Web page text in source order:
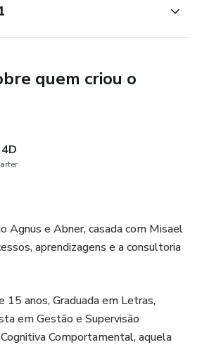
quem criou o
Agnus e Abner, casada com Misael
aprendizagens e a consultoria
15 anos, Graduada em Letras,
em Gestão e Supervisão
Comportamental, aquela